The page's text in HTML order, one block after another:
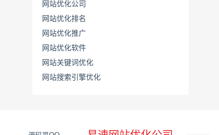
网站优化公司
网站优化排名
网站优化推广
网站优化软件
网站关键词优化
网站搜索引擎优化